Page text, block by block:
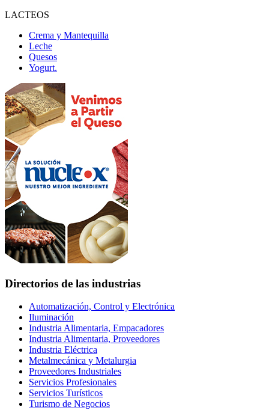
LACTEOS
Crema y Mantequilla
Leche
Quesos
Yogurt.
Directorios de las industrias
Automatización, Control y Electrónica
Iluminación
Industria Alimentaria, Empacadores
Industria Alimentaria, Proveedores
Industria Eléctrica
Metalmecánica y Metalurgia
Proveedores Industriales
Servicios Profesionales
Servicios Turísticos
Turismo de Negocios